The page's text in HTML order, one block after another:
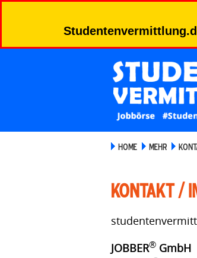
HOME MEHR
Kontakt /
JOBBER® GmbH